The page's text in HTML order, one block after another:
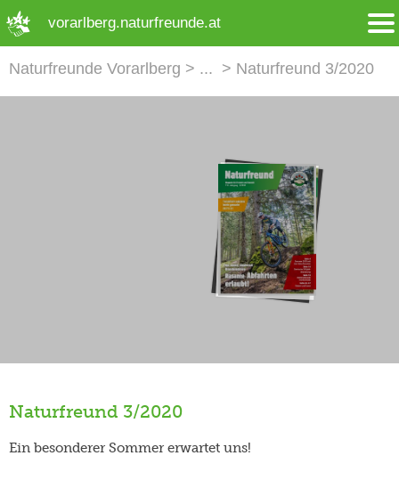
vorarlberg.naturfreunde.at
Naturfreunde Vorarlberg Naturfreund 3/2020
Naturfreund 3/2020
Ein besonderer Sommer erwartet uns!